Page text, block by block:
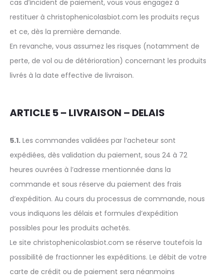
cas d’incident de paiement, vous vous engagez à
restituer à christophenicolasbiot.com les produits reçus
et ce, dès la première demande.
En revanche, vous assumez les risques (notamment de
perte, de vol ou de détérioration) concernant les produits
livrés à la date effective de livraison.
ARTICLE 5 – LIVRAISON – DELAIS
5.1. Les commandes validées par l’acheteur sont
expédiées, dès validation du paiement, sous 24 à 72
heures ouvrées à l’adresse mentionnée dans la
commande et sous réserve du paiement des frais
d’expédition. Au cours du processus de commande, nous
vous indiquons les délais et formules d’expédition
possibles pour les produits achetés.
Le site christophenicolasbiot.com se réserve toutefois la
possibilité de fractionner les expéditions. Le débit de votre
carte de crédit ou de paiement sera néanmoins